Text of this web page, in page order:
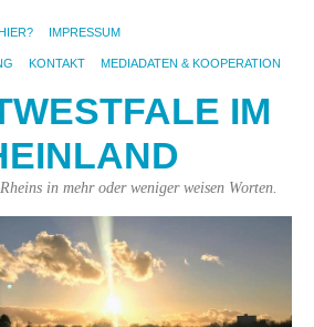
IMPRESSUM
KONTAKT MEDIADATEN & KOOPERATION
IM
in mehr oder weniger weisen Worten.